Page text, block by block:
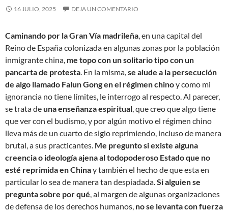
16 JULIO, 2025 DEJA UN COMENTARIO
Caminando por la Gran Vía madrileña , en una capital del
Reino de España colonizada en algunas zonas por la población
inmigrante china, me topo con un solitario tipo con un
pancarta de protesta . En la misma, se alude a la persecución
de algo llamado Falun Gong en el régimenchinoy como mi
ignorancia no tiene límites, le interrogo al respecto. Al parecer,
se trata deuna enseñanza espiritual , que creo que algo tiene
que ver con el budismo, y por algún motivo el régimen chino
lleva más de un cuarto de siglo reprimiendo, incluso de manera
brutal, a sus practicantes. Me pregunto si existe alguna
creencia o ideología ajena al todopoderoso Estado que no
esté reprimida en Chinay también el hecho de que esta en
particular lo sea de manera tan despiadada. Si alguien se
pregunta sobre por qué , al margen de algunas organizaciones
de defensa de los derechos humanos, no se levanta con fuerza